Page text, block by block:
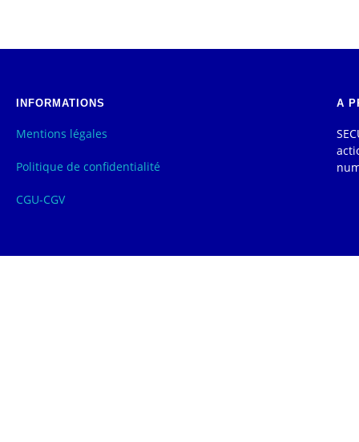
INFORMATIONS
Mentions légales
Politique de confidentialité
CGU-CGV
A